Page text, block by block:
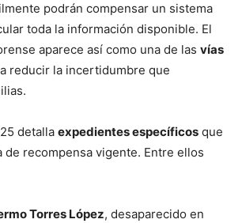
podrán compensar un sistema
toda la información disponible. El
aparece así como una de las vías
reducir la incertidumbre que
detalla expedientes específicos que
de recompensa vigente. Entre ellos
Torres López, desaparecido en